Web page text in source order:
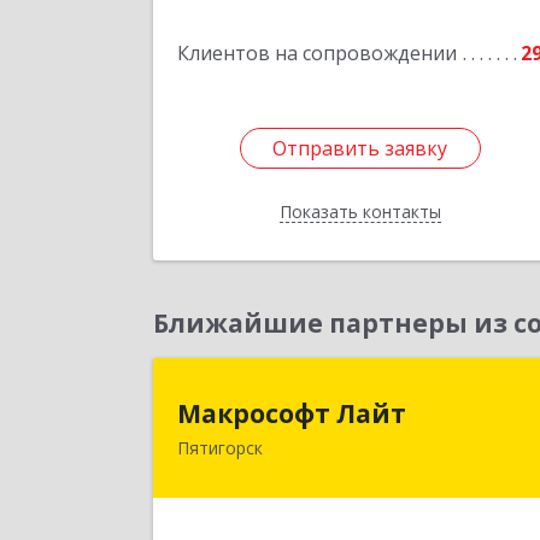
Клиентов на сопровождении
Отправить заявку
Показать контакты
Отправить заявку
Назад
Ближайшие партнеры из
Макрософт Лайт
Пятигорск
Макрософт Лайт
357501, Ставропольский край,